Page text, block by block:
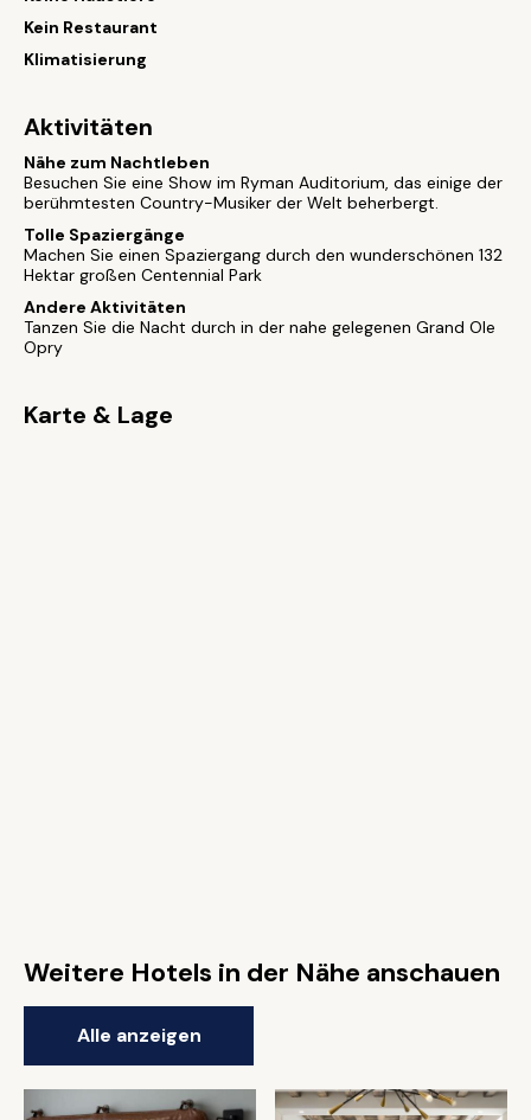
Kein Restaurant
Klimatisierung
Aktivitäten
Nähe zum Nachtleben
Besuchen Sie eine Show im Ryman Auditorium, das einige der
berühmtesten Country-Musiker der Welt beherbergt.
Tolle Spaziergänge
Machen Sie einen Spaziergang durch den wunderschönen 132
Hektar großen Centennial Park
Andere Aktivitäten
Tanzen Sie die Nacht durch in der nahe gelegenen Grand Ole
Opry
Karte & Lage
Weitere Hotels in der Nähe anschauen
Alle anzeigen